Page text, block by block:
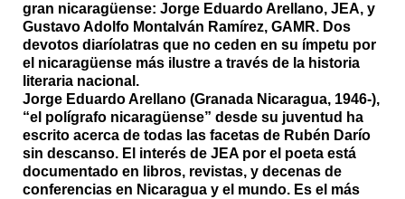
gran nicaragüense: Jorge Eduardo Arellano, JEA, y
Gustavo Adolfo Montalván Ramírez, GAMR. Dos
devotos diaríolatras que no ceden en su ímpetu por
el nicaragüense más ilustre a través de la historia
literaria nacional.
Jorge Eduardo Arellano (Granada Nicaragua, 1946-),
“el polígrafo nicaragüense” desde su juventud ha
escrito acerca de todas las facetas de Rubén Darío
sin descanso. El interés de JEA por el poeta está
documentado en libros, revistas, y decenas de
conferencias en Nicaragua y el mundo. Es el más